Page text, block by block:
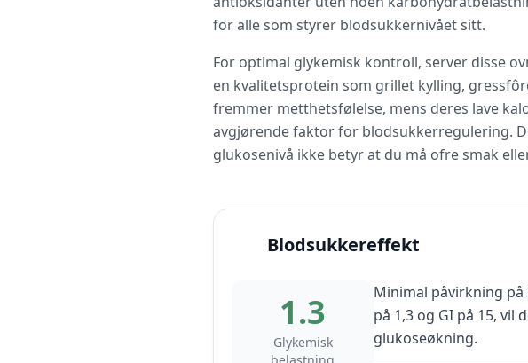
for alle som styrer blodsukkernivået sitt.
For optimal glykemisk kontroll, server disse
en kvalitetsprotein som grillet kylling,
fremmer metthetsfølelse, mens deres lave
avgjørende faktor for blodsukkerregulering.
glukosenivå ikke betyr at du må ofre smak
Blodsukkereffekt
1.3
Glykemisk
Minimal påvirkning
på 1,3 og GI på 15,
glukoseøkning.